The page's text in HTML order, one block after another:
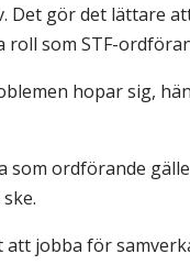
Det gör det lättare
som STF-
hopar sig,
som ordförande
att jobba för